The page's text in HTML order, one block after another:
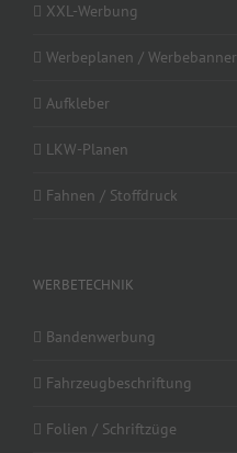
XXL-Werbung
Werbeplanen / Werbebanner
Aufkleber
LKW-Planen
Fahnen / Stoffdruck
WERBETECHNIK
Bandenwerbung
Fahrzeugbeschriftung
Folien / Schriftzüge